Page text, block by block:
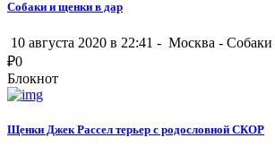
Собаки и щенки в дар
10 августа 2020 в 22:41 - Москва -
₽0
Блокнот
Щенки Джек Рассел терьер с родословной СКОР